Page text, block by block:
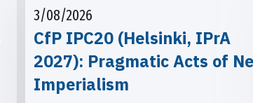
3/08/2026
CfP IPC20 (Helsinki, IPrA
2027): Pragmatic Acts of
Imperialism